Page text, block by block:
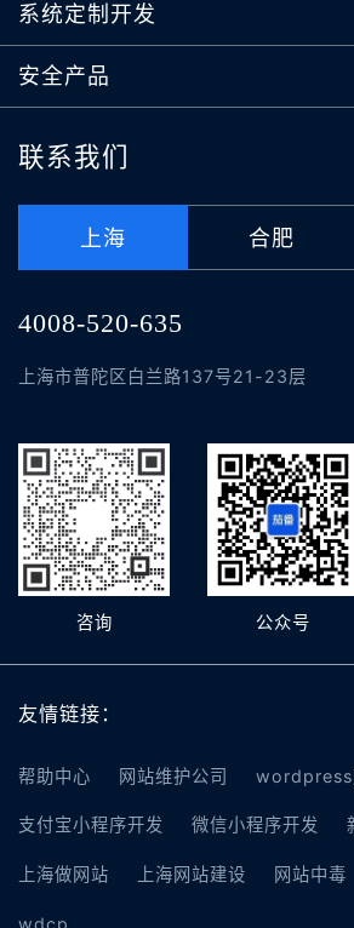
系统定制开发
安全产品
联系我们
上海 合肥
4008-520-635
上海市普陀区白兰路137号21-23层
咨询 公众号
友情链接：
帮助中心 网站维护公司 wordpress
支付宝小程序开发 微信小程序开发
上海做网站 上海网站建设 网站中毒